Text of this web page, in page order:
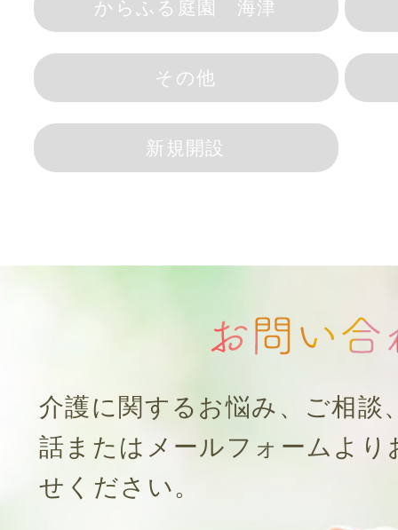
からふる庭園 海津
その他
新規開設
介護に関するお悩み、ご相談
話またはメールフォームより
せください。